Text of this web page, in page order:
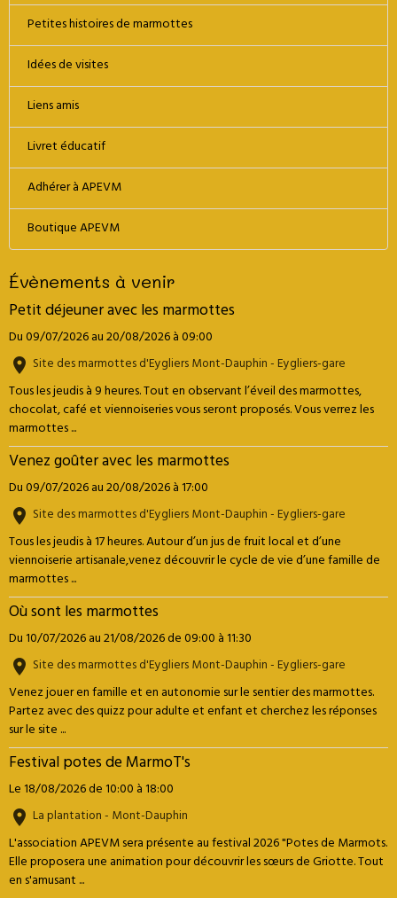
Petites histoires de marmottes
Idées de visites
Liens amis
Livret éducatif
Adhérer à APEVM
Boutique APEVM
Évènements à venir
Petit déjeuner avec les marmottes
Du 09/07/2026au 20/08/2026à 09:00
Site des marmottes d'Eygliers Mont-Dauphin - Eygliers-gare
Tous les jeudis à 9 heures. Tout en observant l’éveil des marmottes,
chocolat, café et viennoiseries vous seront proposés. Vous verrez les
marmottes ...
Venez goûter avec les marmottes
Du 09/07/2026au 20/08/2026à 17:00
Site des marmottes d'Eygliers Mont-Dauphin - Eygliers-gare
Tous les jeudis à 17 heures. Autour d’un jus de fruit local et d’une
viennoiserie artisanale,venez découvrir le cycle de vie d’une famille de
marmottes ...
Où sont les marmottes
Du 10/07/2026au 21/08/2026de 09:00à 11:30
Site des marmottes d'Eygliers Mont-Dauphin - Eygliers-gare
Venez jouer en famille et en autonomie sur le sentier des marmottes.
Partez avec des quizz pour adulte et enfant et cherchez les réponses
sur le site ...
Festival potes de MarmoT's
Le 18/08/2026de 10:00à 18:00
La plantation - Mont-Dauphin
L'association APEVM sera présente au festival 2026 "Potes de Marmots.
Elle proposera une animation pour découvrir les sœurs de Griotte. Tout
en s'amusant ...